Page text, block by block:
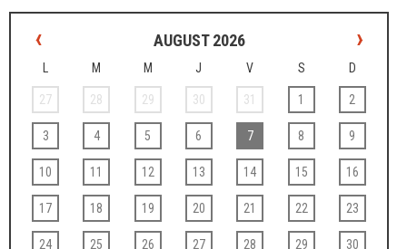
‹ AUGUST 2026 ›
M M J V S D
27 28 29 30 31 1 2
3 4 5 6 7 8 9
10 11 12 13 14 15 16
17 18 19 20 21 22 23
24 25 26 27 28 29 30